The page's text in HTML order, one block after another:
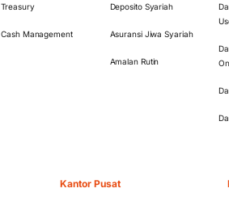
Treasury
Cash Management
Deposito Syariah
Asuransi Jiwa Syariah
Amalan Rutin
Kantor Pusat